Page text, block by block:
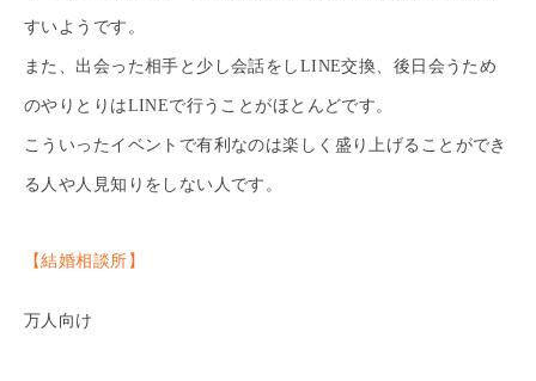
すいようです。
また、出会った相手と少し会話をしLINE交換、後日会うため
のやりとりはLINEで行うことがほとんどです。
こういったイベントで有利なのは楽しく盛り上げることができ
る人や人見知りをしない人です。
【結婚相談所】
万人向け